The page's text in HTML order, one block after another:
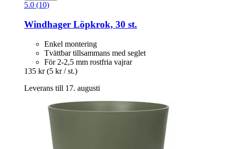
5.0 (10)
Windhager Löpkrok, 30 st.
Enkel montering
Tvättbar tillsammans med seglet
För 2-2,5 mm rostfria vajrar
135 kr (5 kr / st.)
Leverans till 17. augusti